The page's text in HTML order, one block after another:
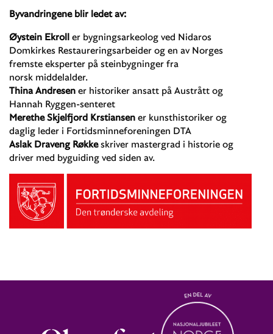
Byvandringene blir ledet av:
Øystein Ekroll er bygningsarkeolog ved Nidaros
Domkirkes Restaureringsarbeider og en av Norges
fremste eksperter på steinbygninger fra
norsk middelalder.
Thina Andresen er historiker ansatt på Austrått og
Hannah Ryggen-senteret
Merethe Skjelfjord Krstiansen er kunsthistoriker og
daglig leder i Fortidsminneforeningen DTA
Aslak Draveng Røkkeskriver mastergrad i historie og
driver med byguiding ved siden av.